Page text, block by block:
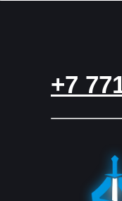
+7